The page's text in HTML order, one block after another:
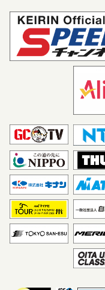
キナンレーシングチ
Astemo 宇都宮ブリ
ン